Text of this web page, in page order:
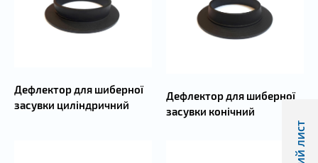
Дефлектор для шиберної
засувки циліндричний
Дефлектор для шиберної
засувки конічний